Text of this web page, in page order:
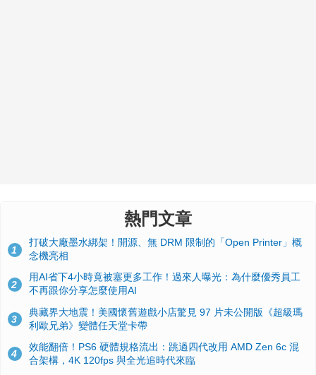
熱門文章
1
打破大廠墨水綁架！開源、無 DRM 限制的「Open Printer」概
念機亮相
2
用AI省下4小時竟被塞更多工作！過來人曝光：為什麼優秀員工
不再跟你分享怎麼使用AI
3
典藏界大地震！美國懷舊遊戲小店驚見 97 片未公開版《超級瑪
利歐兄弟》變體任天堂卡帶
4
效能翻倍！PS6 硬體規格流出：跳過四代改用 AMD Zen 6c 混
合架構，4K 120fps 與全光追時代來臨